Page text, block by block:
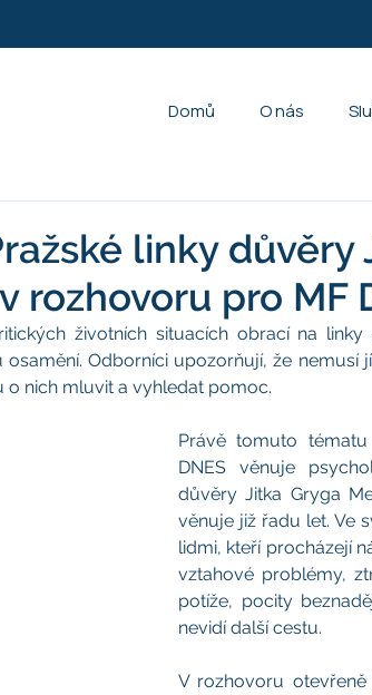
Domů O nás
linky důvěry
rozhovoru pro MF
životních situacích obrací na
Odborníci upozorňují, že nemusí
o nich mluvit a vyhledat pomoc.
Právě tomuto
DNES věnuje
důvěry Jitka Gryga
věnuje již řadu let. Ve
lidmi, kteří procházejí
vztahové problémy,
potíže, pocity
nevidí další cestu.
V rozhovoru